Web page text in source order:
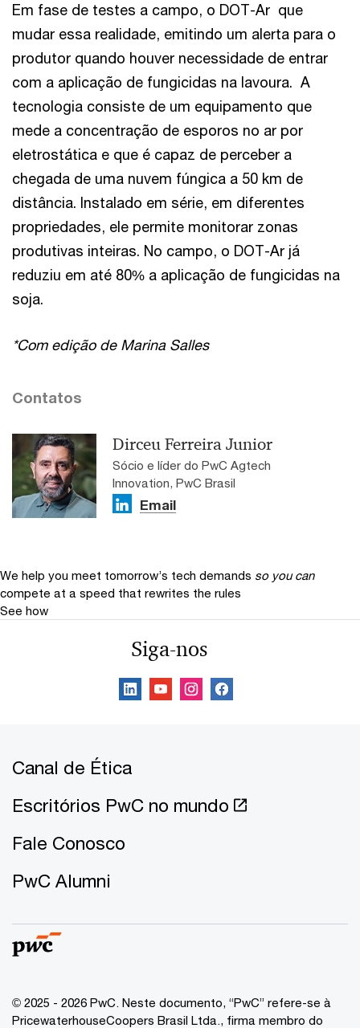
Em fase de testes a campo, o DOT-Ar que
mudar essa realidade, emitindo um alerta para o
produtor quando houver necessidade de entrar
com a aplicação de fungicidas na lavoura. A
tecnologia consiste de um equipamento que
mede a concentração de esporos no ar por
eletrostática e que é capaz de perceber a
chegada de uma nuvem fúngica a 50 km de
distância. Instalado em série, em diferentes
propriedades, ele permite monitorar zonas
produtivas inteiras. No campo, o DOT-Ar já
reduziu em até 80% a aplicação de fungicidas na
soja.
*Com edição de Marina Salles
Contatos
Dirceu Ferreira Junior
Sócio e líder do PwC Agtech
Innovation, PwC Brasil
Email
We help you meet tomorrow’s tech demands so you can
compete at a speed that rewrites the rules
See how
Siga-nos
Canal de Ética
Escritórios PwC no mundo
Fale Conosco
PwC Alumni
© 2025 - 2026 PwC. Neste documento, “PwC” refere-se à
PricewaterhouseCoopers Brasil Ltda., firma membro do